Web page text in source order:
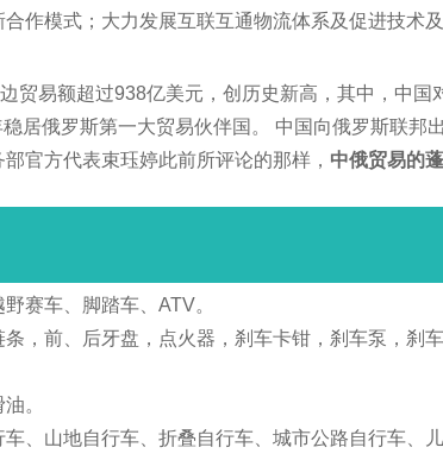
作模式；大力发展互联互通物流体系及促进技术
贸易额超过938亿美元，创历史新高，其中，中国
居俄罗斯第一大贸易伙伴国。 中国向俄罗斯联邦
官方代表束珏婷此前所评论的那样， 中俄贸易的
赛车、脚踏车、ATV。
，前、后牙盘，点火器，刹车卡钳，刹车泵，刹
。
、山地自行车、折叠自行车、城市公路自行车、